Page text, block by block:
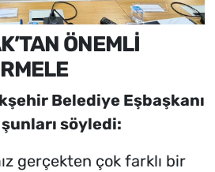
ÖNEMLİ
Belediye Eşbaşkanı
söyledi:
gerçekten çok farklı bir